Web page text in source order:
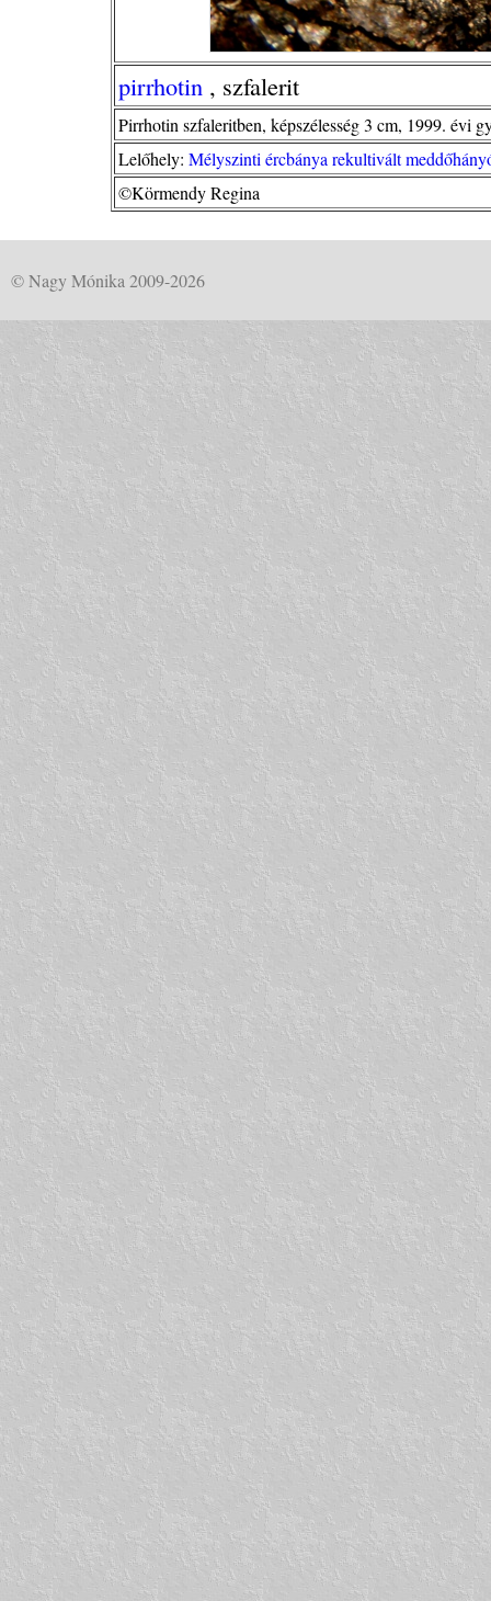
pirrhotin , szfalerit
Pirrhotin szfaleritben, képszélesség 3 cm, 1999. évi
Lelőhely: Mélyszinti ércbánya rekultivált
©Körmendy Regina
© Nagy Mónika 2009-2026